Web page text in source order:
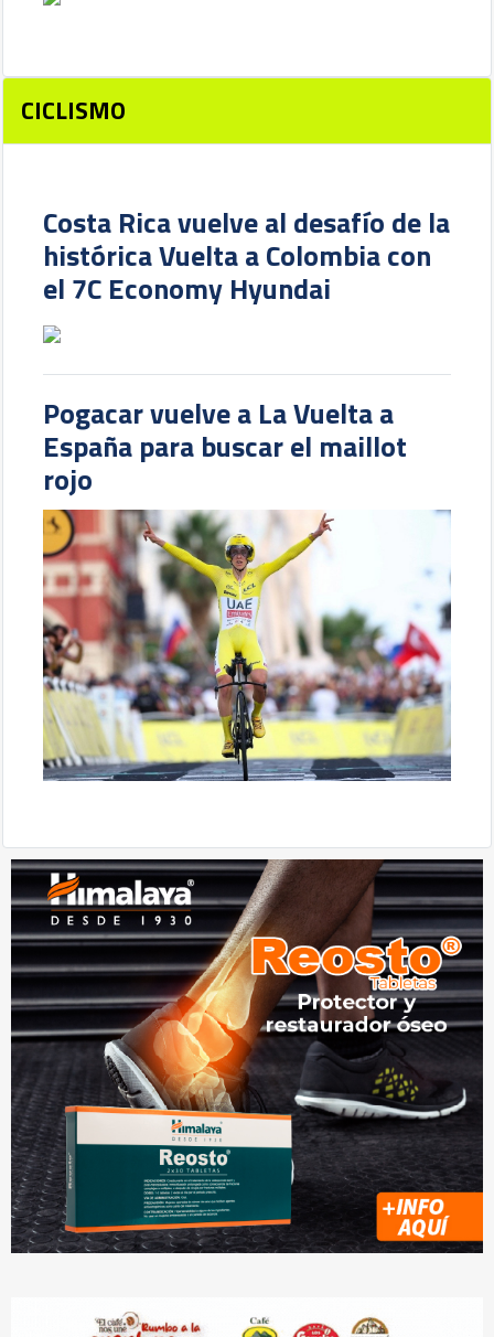
CICLISMO
Costa Rica vuelve al desafío de la
histórica Vuelta a Colombia con
el 7C Economy Hyundai
Pogacar vuelve a La Vuelta a
España para buscar el maillot
rojo